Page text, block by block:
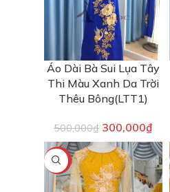
Áo Dài Bà Sui Lụa Tây
Thi Màu Xanh Da Trời
Thêu Bông(LTT1)
500,000₫ 300,000₫
-40%